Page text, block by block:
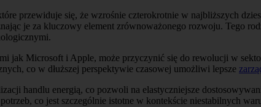
przewiduje się, że wzrośnie czterokrotnie w najbliższych
je za kluczowy element zrównoważonego rozwoju. Tego
jak Microsoft i Apple, może przyczynić się do rewolucji w
co w dłuższej perspektywie czasowej umożliwi lepsze
handlu energią, co pozwoli na elastyczniejsze
co jest szczególnie istotne w kontekście niestabilnych